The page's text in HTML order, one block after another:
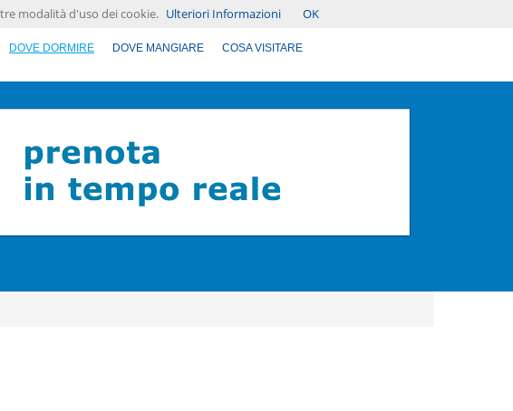
Contatti|
DOVE DORMIRE DOVE MANGIARE COSA VISITARE
modalità d'uso dei cookie. Ulteriori Informazioni OK